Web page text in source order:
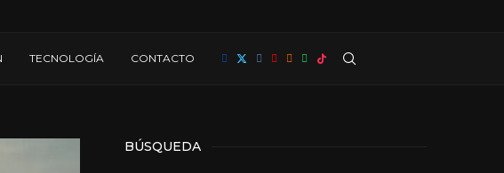
TECNOLOGÍA CONTACTO
BÚSQUEDA